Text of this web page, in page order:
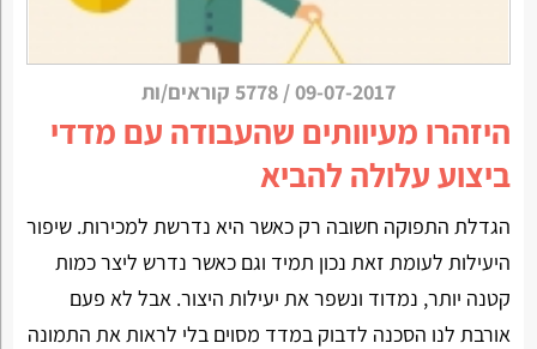
09-07-2017
/ 5778 קוראים/ות
היזהרו מעיוותים שהעבודה עם מדדי
ביצוע עלולה להביא
הגדלת התפוקה חשובה רק כאשר היא נדרשת למכירות. שיפור
היעילות לעומת זאת נכון תמיד וגם כאשר נדרש ליצר כמות
קטנה יותר, נמדוד ונשפר את יעילות היצור. אבל לא פעם
אורבת לנו הסכנה לדבוק במדד מסוים בלי לראות את התמונה